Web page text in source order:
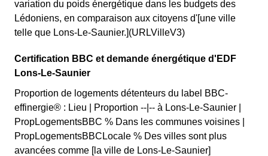
variation du poids énergétique dans les budgets des
Lédoniens, en comparaison aux citoyens d'[une ville
telle que Lons-Le-Saunier.](URLVilleV3)
Certification BBC et demande énergétique d'EDF
Lons-Le-Saunier
Proportion de logements détenteurs du label BBC-
effinergie® : Lieu | Proportion --|-- à Lons-Le-Saunier |
PropLogementsBBC % Dans les communes voisines |
PropLogementsBBCLocale % Des villes sont plus
avancées comme [la ville de Lons-Le-Saunier]